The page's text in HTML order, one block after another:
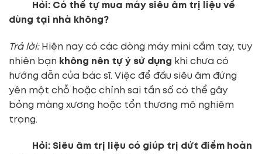
Hỏi: Có thể tự mua máy siêu âm trị liệu về
dùng tại nhà không?
Trả lời:Hiện nay có các dòng máy mini cầm tay, tuy
nhiên bạn không nên tự ý sử dụng khi chưa có
hướng dẫn của bác sĩ. Việc để đầu siêu âm đứng
yên một chỗ hoặc chỉnh sai tần số có thể gây
bỏng màng xương hoặc tổn thương mô nghiêm
trọng.
Hỏi: Siêu âm trị liệu có giúp trị dứt điểm hoàn